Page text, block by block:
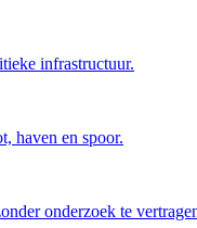
infrastructuur.
haven en spoor.
onderzoek te